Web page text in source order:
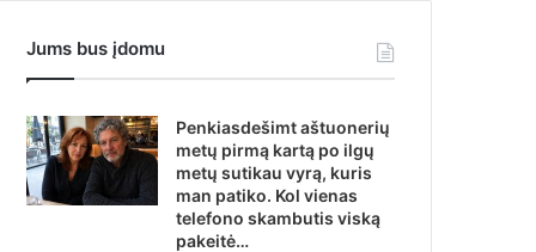
Jums bus įdomu
Penkiasdešimt aštuonerių
metų pirmą kartą po ilgų
metų sutikau vyrą, kuris
man patiko. Kol vienas
telefono skambutis viską
pakeitė…